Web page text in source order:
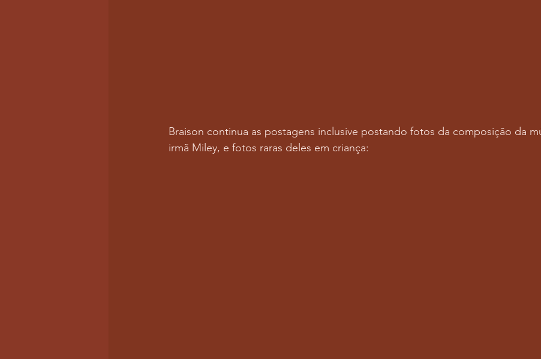
Braison continua as postagens inclusive postando fotos da composição da
irmã Miley, e fotos raras deles em criança: